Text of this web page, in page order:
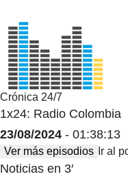
Crónica 24/7
1x24: Radio Colombia
23/08/2024 - 01:38:13
Ver más episodios Ir al
Noticias en 3′